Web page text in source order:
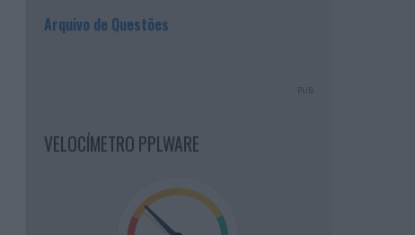
Arquivo de Questões
PUB
VELOCÍMETRO PPLWARE